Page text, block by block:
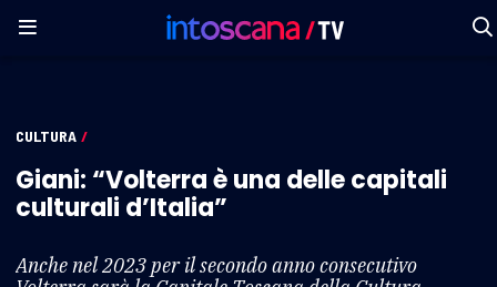
CULTURA /
Giani: “Volterra è una delle capitali
culturali d’Italia”
Anche nel 2023 per il secondo anno consecutivo